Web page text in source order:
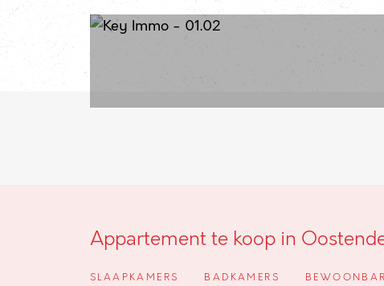
Appartement te koop in
SLAAPKAMERS BADKAMERS